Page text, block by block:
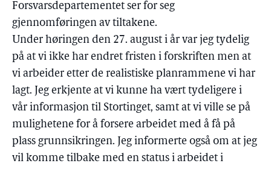
Forsvarsdepartementet ser for seg
gjennomføringen av tiltakene.
Under høringen den 27. august i år var jeg tydelig
på at vi ikke har endret fristen i forskriften men at
vi arbeider etter de realistiske planrammene vi har
lagt. Jeg erkjente at vi kunne ha vært tydeligere i
vår informasjon til Stortinget, samt at vi ville se på
mulighetene for å forsere arbeidet med å få på
plass grunnsikringen. Jeg informerte også om at jeg
vil komme tilbake med en status i arbeidet i